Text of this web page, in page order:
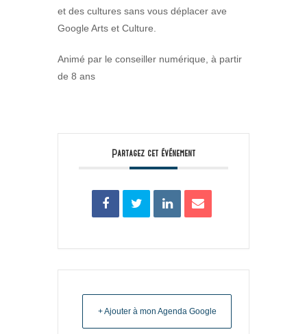
et des cultures sans vous déplacer ave
Google Arts et Culture.
Animé par le conseiller numérique, à partir
de 8 ans
Partagez cet événement
+ Ajouter à mon Agenda Google